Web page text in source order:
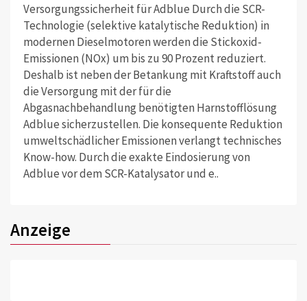
Versorgungssicherheit für Adblue Durch die SCR-
Technologie (selektive katalytische Reduktion) in
modernen Dieselmotoren werden die Stickoxid-
Emissionen (NOx) um bis zu 90 Prozent reduziert.
Deshalb ist neben der Betankung mit Kraftstoff auch
die Versorgung mit der für die
Abgasnachbehandlung benötigten Harnstofflösung
Adblue sicherzustellen. Die konsequente Reduktion
umweltschädlicher Emissionen verlangt technisches
Know-how. Durch die exakte Eindosierung von
Adblue vor dem SCR-Katalysator und e..
Anzeige